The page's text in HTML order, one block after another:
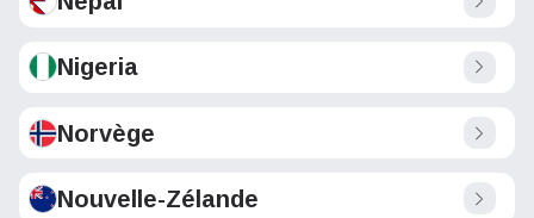
Nigeria
Norvège
Nouvelle-Zélande